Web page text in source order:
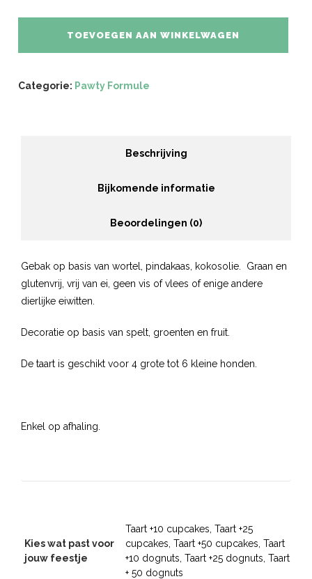
TOEVOEGEN AAN WINKELWAGEN
Categorie: Pawty Formule
Beschrijving
Bijkomende informatie
Beoordelingen (0)
Gebak op basis van wortel, pindakaas, kokosolie. Graan en
glutenvrij, vrij van ei, geen vis of vlees of enige andere
dierlijke eiwitten.
Decoratie op basis van spelt, groenten en fruit.
De taart is geschikt voor 4 grote tot 6 kleine honden.
Enkel op afhaling.
Kies wat past voor
jouw feestje
Taart +10 cupcakes, Taart +25
cupcakes, Taart +50 cupcakes, Taart
+10 dognuts, Taart +25 dognuts, Taart
+ 50 dognuts